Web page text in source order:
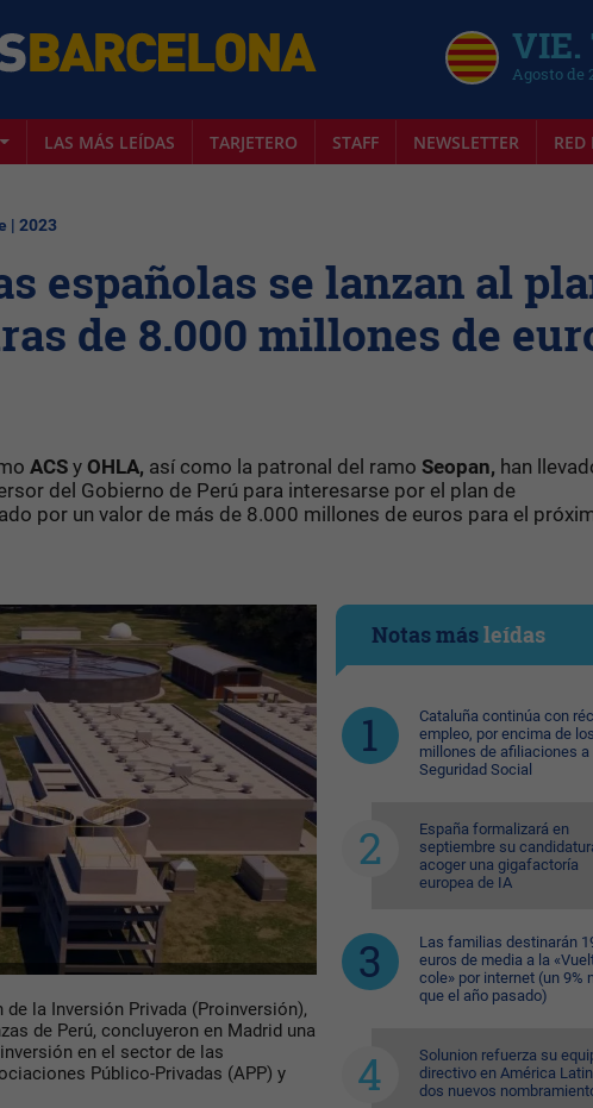
VIE.
Agosto de
LAS MÁS LEÍDAS TARJETERO STAFF NEWSLETTER RED
| 2023
españolas se lanzan al
de 8.000 millones de
ACS y OHLA, así como la patronal del ramo Seopan, han
del Gobierno de Perú para interesarse por el plan de
por un valor de más de 8.000 millones de euros para el
la Inversión Privada (Proinversión),
de Perú, concluyeron en Madrid una
en el sector de las
Público-Privadas (APP) y
Notas másleídas
Cataluña continúa con
empleo, por encima de
millones de afiliaciones a
Seguridad Social
España formalizará en
septiembre su
acoger una gigafactoría
europea de IA
Las familias destinarán
euros de media a la
cole» por internet (un 9%
que el año pasado)
Solunion refuerza su
directivo en América
dos nuevos